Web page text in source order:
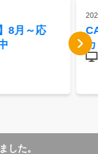
8月～応
した。